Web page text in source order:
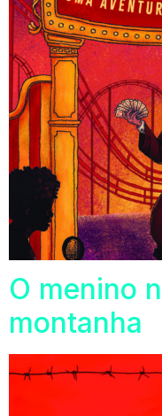
O menino
montanha